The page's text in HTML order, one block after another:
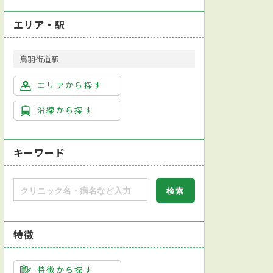
エリア・駅
鳥羽街道駅
エリアから探す
沿線から探す
キーワード
特徴
特徴から探す